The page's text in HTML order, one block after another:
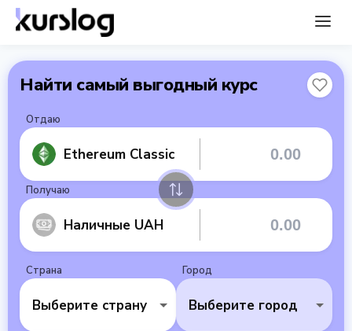
Найти самый выгодный курс
Отдаю
Ethereum Classic
Получаю
Наличные UAH
Страна
Выберите страну
Город
Выберите город